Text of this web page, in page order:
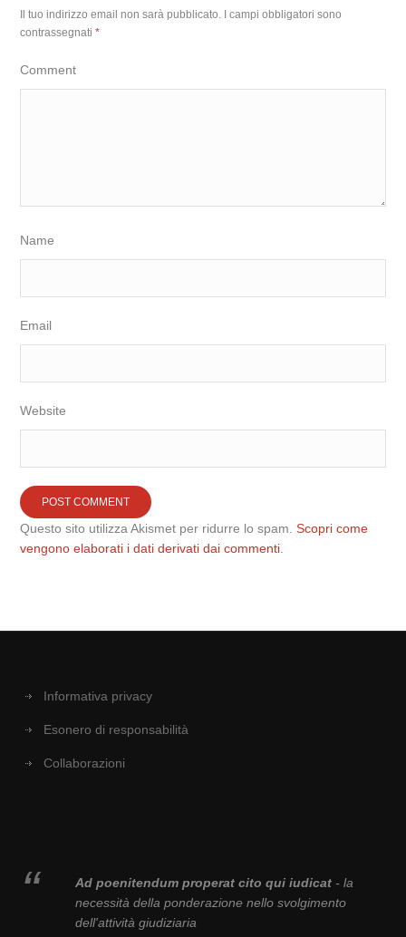
Il tuo indirizzo email non sarà pubblicato.
I campi obbligatori sono
contrassegnati*
Comment
Name
Email
Website
Questo sito utilizza Akismet per ridurre lo spam.Scopri come
vengono elaborati i dati derivati dai commenti
Informativa privacy
Esonero di responsabilità
Collaborazioni
Ad poenitendum properat cito qui iudicat- la
necessità della ponderazione nello svolgimento
dell'attività giudiziaria